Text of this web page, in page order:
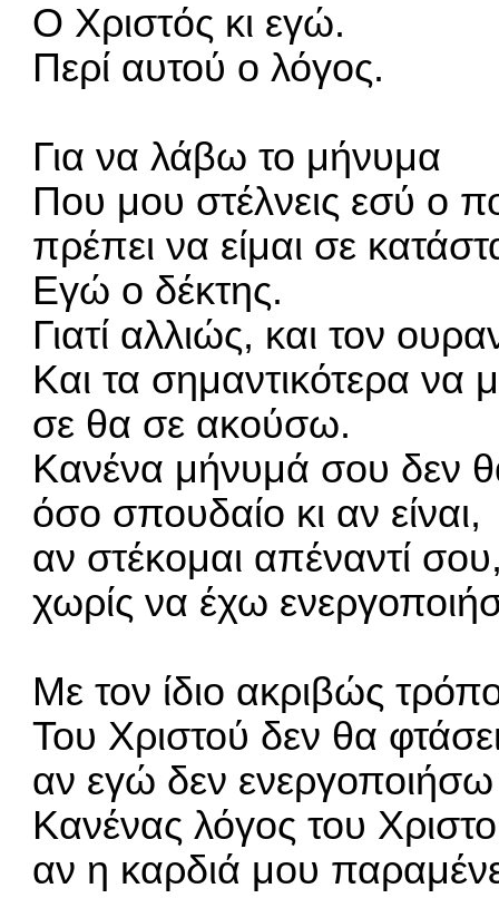
Ο Χριστός κι εγώ.
Περί αυτού ο λόγος.
Για να λάβω το μήνυμα
Που μου στέλνεις εσύ ο
πρέπει να είμαι σε
Εγώ ο δέκτης.
Γιατί αλλιώς, και τον
Και τα σημαντικότερα να
σε θα σε ακούσω.
Κανένα μήνυμά σου δεν
όσο σπουδαίο κι αν είναι,
αν στέκομαι απέναντί
χωρίς να έχω
Με τον ίδιο ακριβώς
Του Χριστού δεν θα
αν εγώ δεν
Κανένας λόγος του
αν η καρδιά μου